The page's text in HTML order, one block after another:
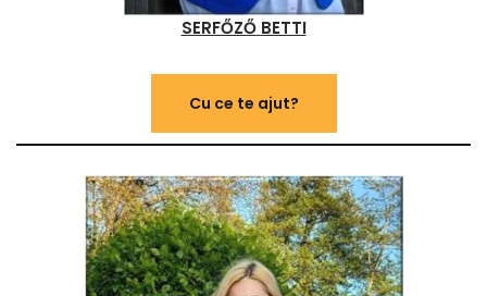
SERFŐZŐ BETTI
Cu ce te ajut?